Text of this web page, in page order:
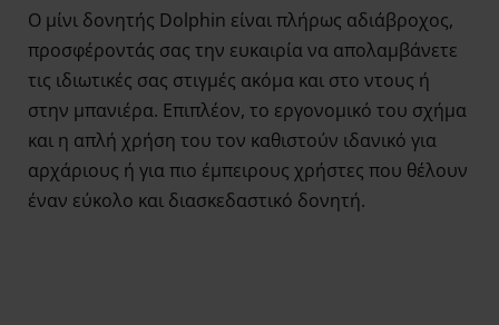
Ο μίνι δονητής Dolphin είναι πλήρως αδιάβροχος,
προσφέροντάς σας την ευκαιρία να απολαμβάνετε
τις ιδιωτικές σας στιγμές ακόμα και στο ντους ή
στην μπανιέρα. Επιπλέον, το εργονομικό του σχήμα
και η απλή χρήση του τον καθιστούν ιδανικό για
αρχάριους ή για πιο έμπειρους χρήστες που θέλουν
έναν εύκολο και διασκεδαστικό δονητή.